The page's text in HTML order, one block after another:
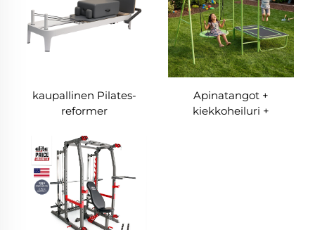
kaupallinen Pilates-
reformer
Apinatangot +
kiekkoheiluri +